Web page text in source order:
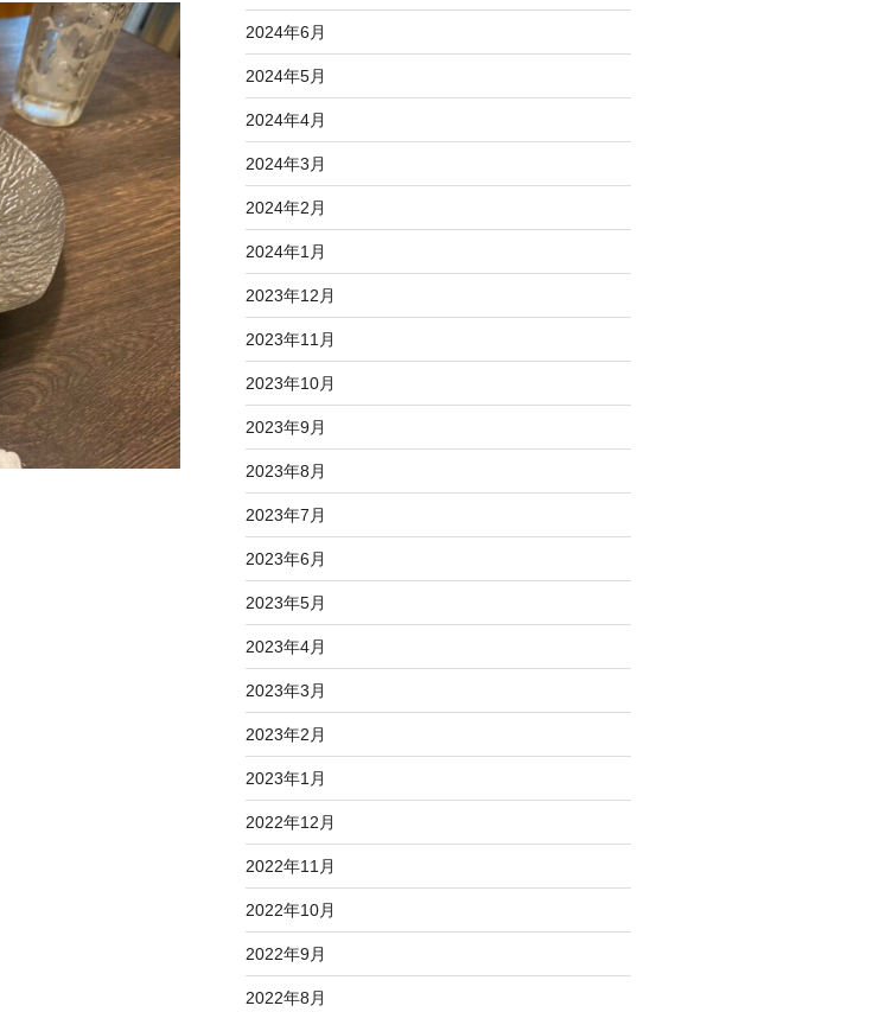
2024年6月
2024年5月
2024年4月
2024年3月
2024年2月
2024年1月
2023年12月
2023年11月
2023年10月
2023年9月
2023年8月
2023年7月
2023年6月
2023年5月
2023年4月
2023年3月
2023年2月
2023年1月
2022年12月
2022年11月
2022年10月
2022年9月
2022年8月